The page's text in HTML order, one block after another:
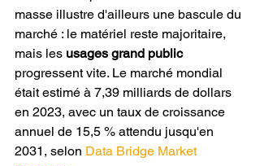
masse illustre d'ailleurs une bascule du
marché : le matériel reste majoritaire,
mais les usages grand public
progressent vite. Le marché mondial
était estimé à 7,39 milliards de dollars
en 2023, avec un taux de croissance
annuel de 15,5 % attendu jusqu'en
2031, selon Data Bridge Market